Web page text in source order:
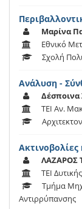
Μαρίνα
Εθνικό
Σχολή
Ανάλυση -
ΤΕΙ Αν.
ΛΑΖΑΡΟΣ
ΤΕΙ
Τμήμα
Αντιρρύπανσης